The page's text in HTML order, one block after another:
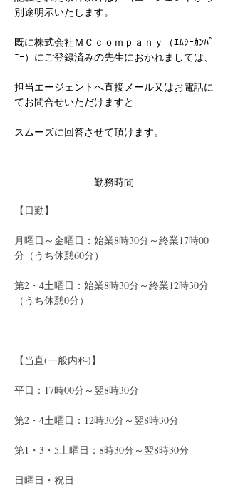
別途明示いたします。
既に株式会社ＭＣｃｏｍｐａｎｙ（ｴﾑｼｰｶﾝﾊﾟ
ﾆｰ）にご登録済みの先生におかれましては、
担当エージェントへ直接メール又はお電話に
てお問合せいただけますと
スムーズに回答させて頂けます。
勤務時間
【日勤】
月曜日～金曜日：始業8時30分～終業17時00
分（うち休憩60分）
第2・4土曜日：始業8時30分～終業12時30分
（うち休憩0分）
【当直(一般内科)】
平日：17時00分～翌8時30分
第2・4土曜日：12時30分～翌8時30分
第1・3・5土曜日：8時30分～翌8時30分
日曜日・祝日